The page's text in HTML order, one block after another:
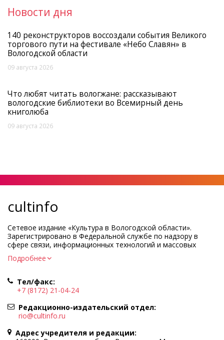
Новости дня
140 реконструкторов воссоздали события Великого
торгового пути на фестивале «Небо Славян» в
Вологодской области
09 августа 2026
Что любят читать вологжане: рассказывают
вологодские библиотеки во Всемирный день
книголюба
09 августа 2026
cultinfo
Сетевое издание «Культура в Вологодской области».
Зарегистрировано в Федеральной службе по надзору в
сфере связи, информационных технологий и массовых
коммуникаций.
Регистрационный номер и дата принятия решения о
Учредитель КУ ВО «Информационно-аналитический центр
культуры»
Адрес учредителя и редакции: 160000, Вологодская обл., г.
Вологда, ул. Марии Ульяновой, д.10
Главный редактор — Легчанова Елена Григорьевна
Подробнее
Тел/факс:
+7 (8172) 21-04-24
Редакционно-издательский отдел:
rio@cultinfo.ru
Адрес учредителя и редакции: